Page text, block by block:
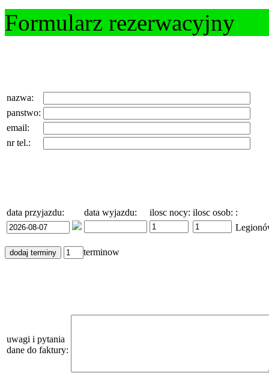
Formularz rezerwacyjny
nazwa:
panstwo:
email:
nr tel.:
data przyjazdu: data wyjazdu: ilosc nocy: ilosc osob: :
terminow
uwagi i pytania
dane do faktury: